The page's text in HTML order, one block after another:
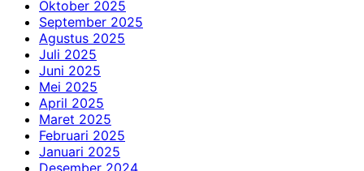
Oktober 2025
September 2025
Agustus 2025
Juli 2025
Juni 2025
Mei 2025
April 2025
Maret 2025
Februari 2025
Januari 2025
Desember 2024